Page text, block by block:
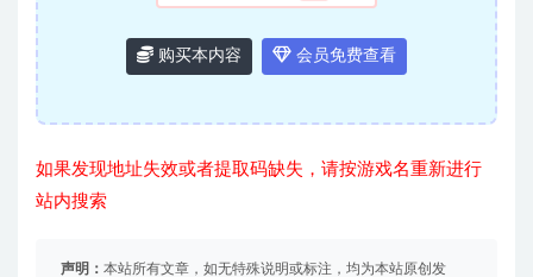
购买本内容 会员免费查看
如果发现地址失效或者提取码缺失，请按游戏名重新进行
站内搜索
声明： 本站所有文章，如无特殊说明或标注，均为本站原创发